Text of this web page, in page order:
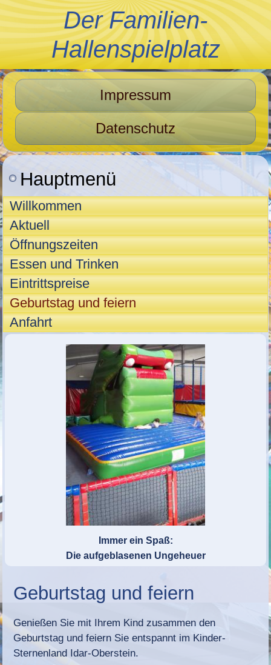
Der Familien-
Hallenspielplatz
Impressum
Datenschutz
Hauptmenü
Willkommen
Aktuell
Öffnungszeiten
Essen und Trinken
Eintrittspreise
Geburtstag und feiern
Anfahrt
Immer ein Spaß:
Die aufgeblasenen Ungeheuer
Geburtstag und feiern
Genießen Sie mit Ihrem Kind zusammen den
Geburtstag und feiern Sie entspannt im Kinder-
Sternenland Idar-Oberstein.